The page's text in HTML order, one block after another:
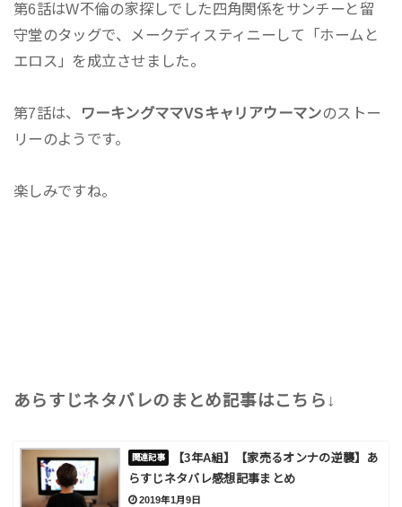
第6話はW不倫の家探しでした四角関係をサンチーと留
守堂のタッグで、メークディスティニーして「ホームと
エロス」を成立させました。
第7話は、 ワーキングママVSキャリアウーマンのストー
リーのようです。
楽しみですね。
あらすじネタバレのまとめ記事はこちら↓
【3年A組】【家売るオンナの逆襲】あ
らすじネタバレ感想記事まとめ
2019年1月9日